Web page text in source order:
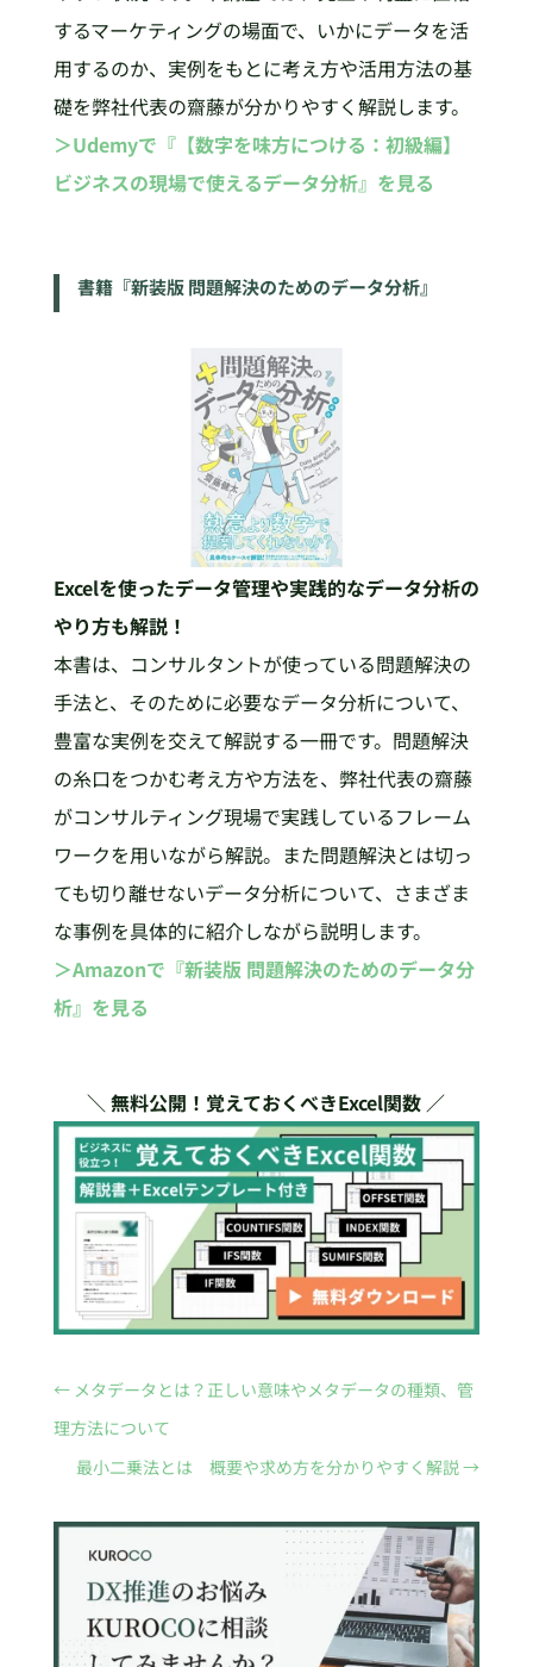
するマーケティングの場面で、いかにデータを活
用するのか、実例をもとに考え方や活用方法の基
礎を弊社代表の齋藤が分かりやすく解説します。
＞Udemyで『【数字を味方につける：初級編】
ビジネスの現場で使えるデータ分析』を見る
書籍『新装版 問題解決のためのデータ分析』
Excelを使ったデータ管理や実践的なデータ分析の
やり方も解説！
本書は、コンサルタントが使っている問題解決の
手法と、そのために必要なデータ分析について、
豊富な実例を交えて解説する一冊です。問題解決
の糸口をつかむ考え方や方法を、弊社代表の齋藤
がコンサルティング現場で実践しているフレーム
ワークを用いながら解説。また問題解決とは切っ
ても切り離せないデータ分析について、さまざま
な事例を具体的に紹介しながら説明します。
＞Amazonで『新装版 問題解決のためのデータ分
析』を見る
＼ 無料公開！覚えておくべきExcel関数 ／
← メタデータとは？正しい意味やメタデータの種類、管
理方法について
最小二乗法とは 概要や求め方を分かりやすく解説→